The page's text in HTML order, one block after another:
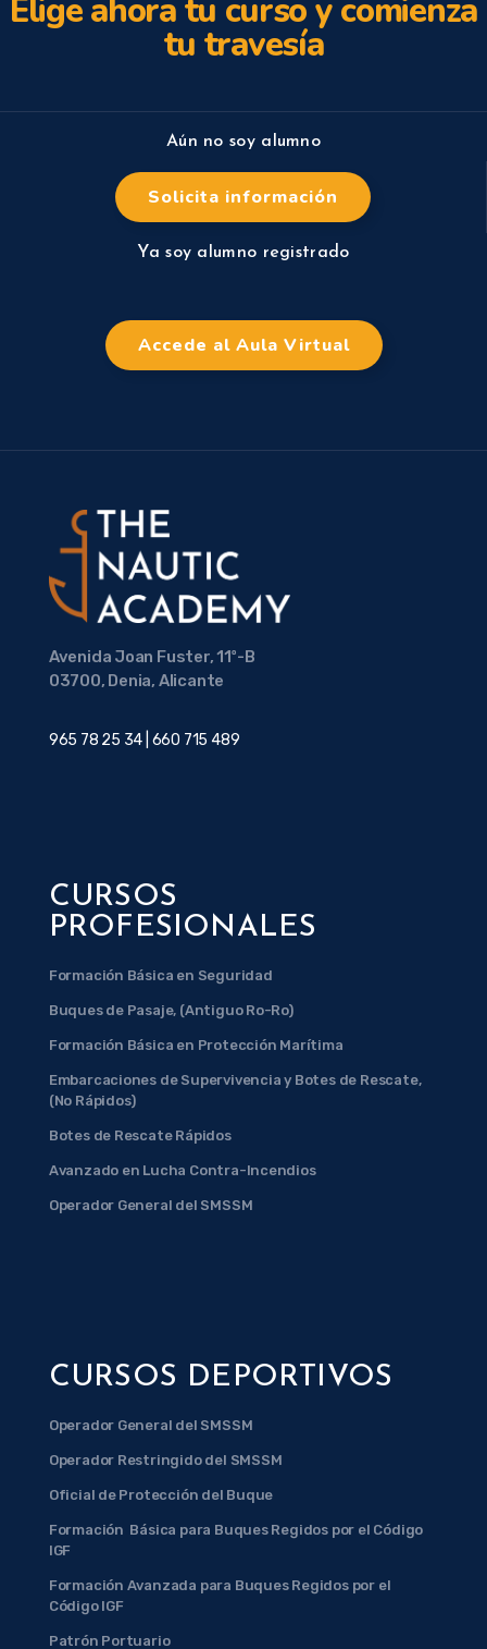
Elige ahora tu curso y comienza
tu travesía
Aún no soy alumno
Solicita información
Ya soy alumno registrado
Accede al Aula Virtual
Avenida Joan Fuster, 11º-B
03700, Denia, Alicante
965 78 25 34 | 660 715 489
CURSOS
PROFESIONALES
Formación Básica en Seguridad
Buques de Pasaje, (Antiguo Ro-Ro)
Formación Básica en Protección Marítima
Embarcaciones de Supervivencia y Botes de Rescate,
(No Rápidos)
Botes de Rescate Rápidos
Avanzado en Lucha Contra-Incendios
Operador General del SMSSM
CURSOS DEPORTIVOS
Operador General del SMSSM
Operador Restringido del SMSSM
Oficial de Protección del Buque
Formación Básica para Buques Regidos por el Código
IGF
Formación Avanzada para Buques Regidos por el
Código IGF
Patrón Portuario